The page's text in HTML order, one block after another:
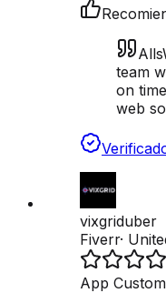
team
on
web
vixgriduber
Fiverr·
App